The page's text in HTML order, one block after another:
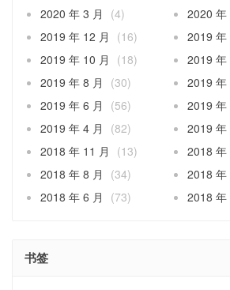
2020 年 3 月
(4) 2020 年
2019 年 12 月
(16) 2019 年
2019 年 10 月
(18) 2019 年
2019 年 8 月
(30) 2019 年
2019 年 6 月
(56) 2019 年
2019 年 4 月
(82) 2019 年
2018 年 11 月
(13) 2018 年
2018 年 8 月
(34) 2018 年
2018 年 6 月
(73) 2018 年
书签